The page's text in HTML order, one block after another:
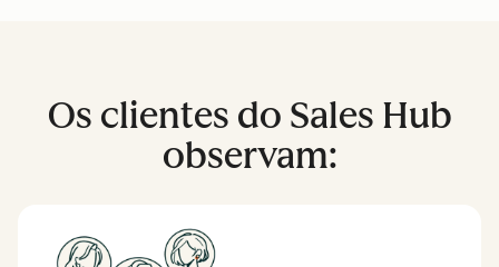
Os clientes do Sales Hub
observam: